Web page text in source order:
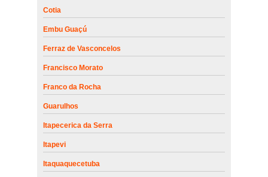
Cotia
Embu Guaçú
Ferraz de Vasconcelos
Francisco Morato
Franco da Rocha
Guarulhos
Itapecerica da Serra
Itapevi
Itaquaquecetuba